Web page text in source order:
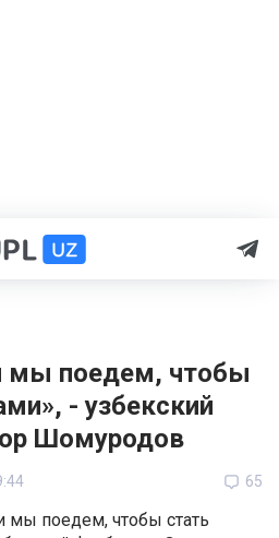
мы поедем, чтобы
- узбекский
Шомуродов
65